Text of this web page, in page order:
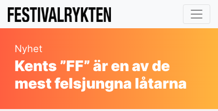
Nyhet
Kents ”FF” är en av de
mest felsjungna låtarna